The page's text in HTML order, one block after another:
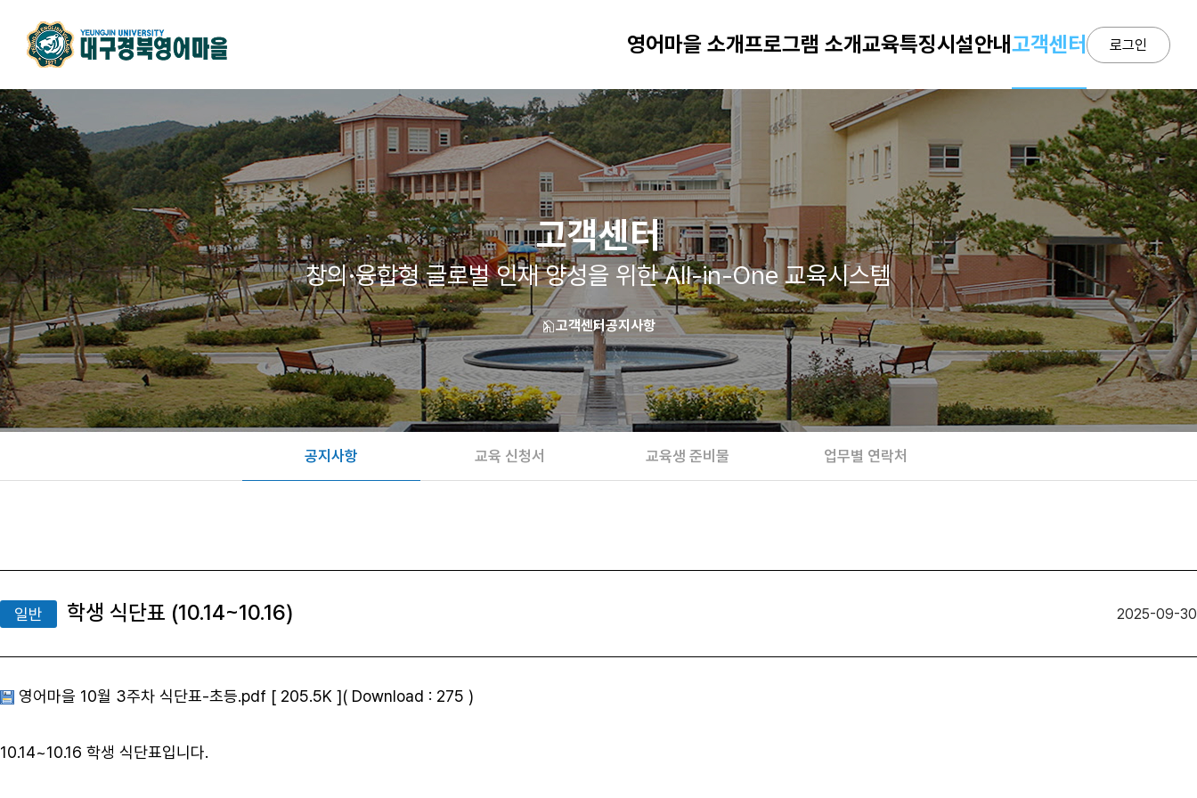
로그인
영어마을 소개프로그램 소개교육특징시설안내고객센터
고객센터
창의·융합형 글로벌 인재 양성을 위한 All-in-One 교육시스템
고객센터공지사항
공지사항 교육 신청서 교육생 준비물 업무별 연락처
일반 학생 식단표 (10.14~10.16) 2025-09-30
영어마을 10월 3주차 식단표-초등.pdf [ 205.5K ]( Download : 275 )
10.14~10.16 학생 식단표입니다.